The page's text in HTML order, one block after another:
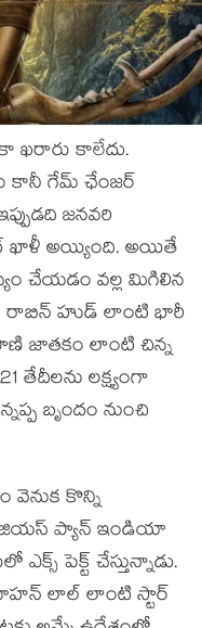
ఖరారు కాలేదు.
కానీ గేమ్ ఛేంజర్
జనవరి
ఖాళీ అయ్యింది. అయితే
చేయడం వల్ల మిగిలిన
రాబిన్ హుడ్ లాంటి భారీ
జాతకం లాంటి చిన్న
లక్ష్యంగా
బృందం నుంచి
కొన్ని
ప్యాన్ ఇండియా
పెక్ట్ చేస్తున్నాడు.
లాల్ లాంటి స్టార్